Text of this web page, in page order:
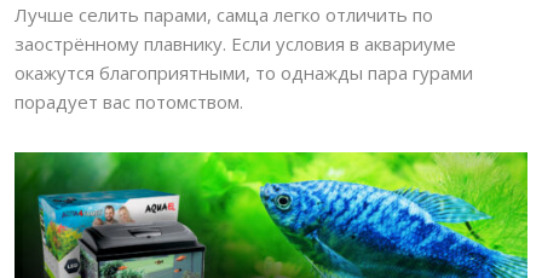
Лучше селить парами, самца легко отличить по
заострённому плавнику. Если условия в аквариуме
окажутся благоприятными, то однажды пара гурами
порадует вас потомством.